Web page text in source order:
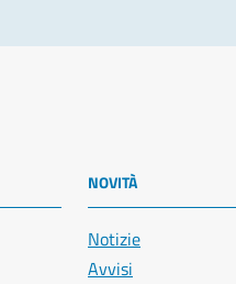
NOVITÀ
Notizie
Avvisi